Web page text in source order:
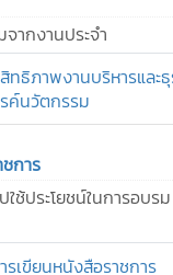
ากงานประจำ
ทธิภาพงานบริหารและ
ค์นวัตกรรม
การ
ใช้ประโยชน์ในการอบร
รเขียนหนังสือราชการ